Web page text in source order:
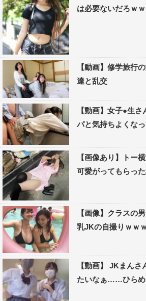
は必要ないだろｗ
【動画】修学旅行
達と乱交
【動画】女子●生
パと気持ちよくな
【画像あり】トー
可愛がってもらっ
【画像】クラスの
乳JKの自撮りｗｗ
【動画】 JKまん
たいなぁ……ひらめ